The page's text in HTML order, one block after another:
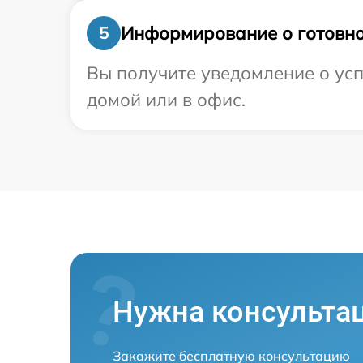
5
Информирование о
Вы получите уведомление о
домой или в офис.
Нужна
Закажите бесплатную консультацию